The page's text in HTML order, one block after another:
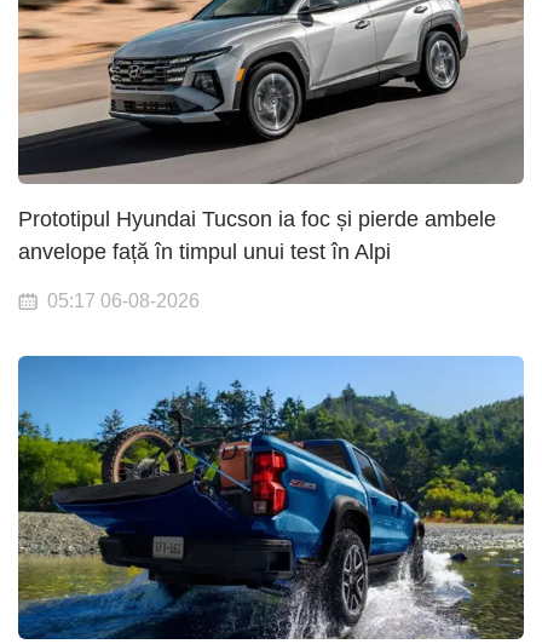
Prototipul Hyundai Tucson ia foc și pierde ambele
anvelope față în timpul unui test în Alpi
05:17 06-08-2026